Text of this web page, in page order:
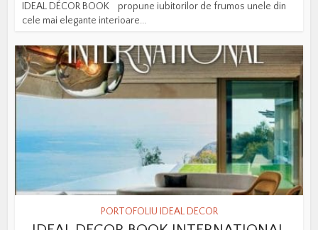
IDEAL DÉCOR BOOK propune iubitorilor de frumos unele din
cele mai elegante interioare...
PORTOFOLIU IDEAL DECOR